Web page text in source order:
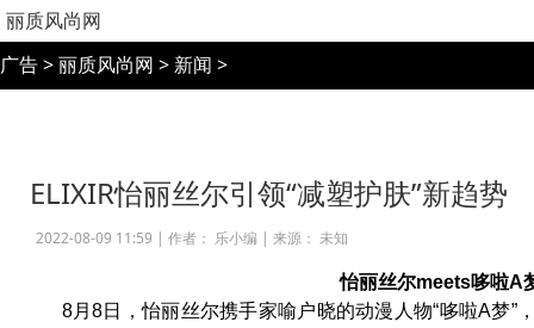
丽质风尚网
广告>丽质风尚网 > 新闻 >
ELIXIR怡丽丝尔引领“减塑护肤”新趋势
2022-08-09 11:59 | 作者： 乐小编 | 来源： 未知
怡丽丝尔meets哆啦A
8月8日，怡丽丝尔携手家喻户晓的动漫人物“哆啦A梦